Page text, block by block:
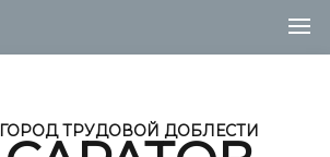
ГОРОД ТРУДОВОЙ ДОБЛЕСТИ